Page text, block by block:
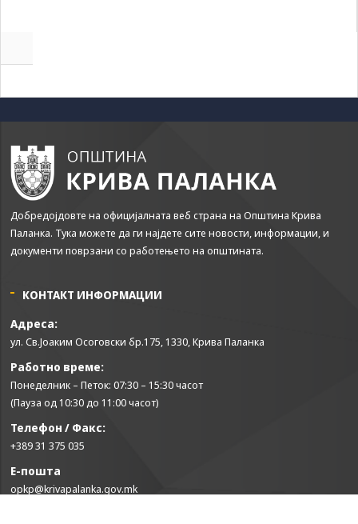
Добредојдовте на официјалната веб страна на Општина Крива
Паланка. Тука можете да ги најдете сите новости, информации, и
документи поврзани со работењето на општината.
КОНТАКТ ИНФОРМАЦИИ
Адреса:
ул. Св.Јоаким Осоговски бр.175, 1330, Крива Паланка
Работно време:
Понеделник – Петок: 07:30 – 15:30 часот
(Пауза од 10:30 до 11:00 часот)
Телефон / Факс:
+389 31 375 035
Е-пошта
opkp@krivapalanka.gov.mk
personalized
offers.